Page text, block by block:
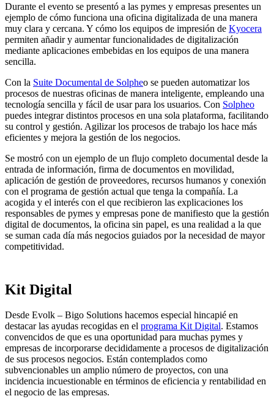
Durante el evento se presentó a las pymes y empresas presentes un
ejemplo de cómo funciona una oficina digitalizada de una manera
muy clara y cercana. Y cómo los equipos de impresión de Kyocera
permiten añadir y aumentar funcionalidades de digitalización
mediante aplicaciones embebidas en los equipos de una manera
sencilla.
Con la Suite Documental de Solpheo se pueden automatizar los
procesos de nuestras oficinas de manera inteligente, empleando una
tecnología sencilla y fácil de usar para los usuarios. Con Solpheo
puedes integrar distintos procesos en una sola plataforma, facilitando
su control y gestión. Agilizar los procesos de trabajo los hace más
eficientes y mejora la gestión de los negocios.
Se mostró con un ejemplo de un flujo completo documental desde la
entrada de información, firma de documentos en movilidad,
aplicación de gestión de proveedores, recursos humanos y conexión
con el programa de gestión actual que tenga la compañía. La
acogida y el interés con el que recibieron las explicaciones los
responsables de pymes y empresas pone de manifiesto que la gestión
digital de documentos, la oficina sin papel, es una realidad a la que
se suman cada día más negocios guiados por la necesidad de mayor
competitividad.
Kit Digital
Desde Evolk – Bigo Solutions hacemos especial hincapié en
destacar las ayudas recogidas en el programa Kit Digital. Estamos
convencidos de que es una oportunidad para muchas pymes y
empresas de incorporarse decididamente a procesos de digitalización
de sus procesos negocios. Están contemplados como
subvencionables un amplio número de proyectos, con una
incidencia incuestionable en términos de eficiencia y rentabilidad en
el negocio de las empresas.